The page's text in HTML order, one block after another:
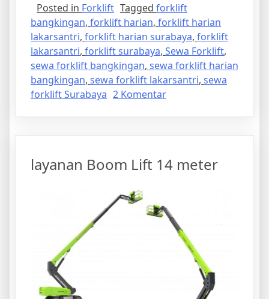
Posted in Forklift Tagged forklift
bangkingan, forklift harian, forklift harian
lakarsantri, forklift harian surabaya, forklift
lakarsantri, forklift surabaya, Sewa Forklift,
sewa forklift bangkingan, sewa forklift harian
bangkingan, sewa forklift lakarsantri, sewa
forklift Surabaya 2 Komentarpada
Lakarsantri
layanan Boom Lift 14 meter